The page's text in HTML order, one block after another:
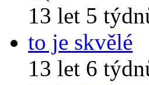
13 let 5
to je skvělé
13 let 6